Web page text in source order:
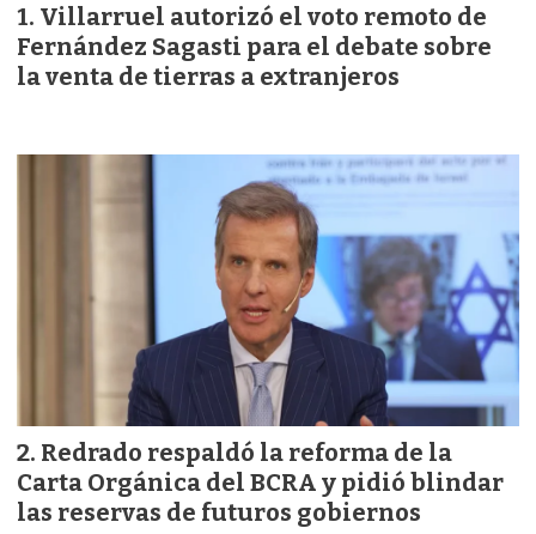
Villarruel autorizó el voto remoto de
Fernández Sagasti para el debate sobre
la venta de tierras a extranjeros
Redrado respaldó la reforma de la
Carta Orgánica del BCRA y pidió blindar
las reservas de futuros gobiernos